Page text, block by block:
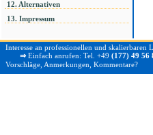
12. Alternativen
13. Impressum
Interesse an professionellen und skalierbaren
⇒ Einfach anrufen: Tel. +49 (177) 49 56
Vorschläge, Anmerkungen, Kommentare?